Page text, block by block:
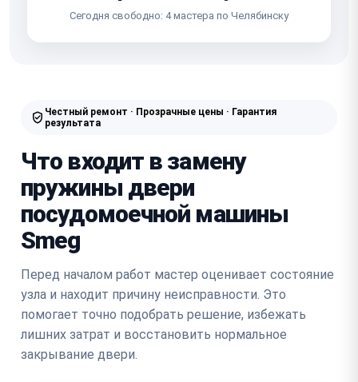
Сегодня свободно: 4 мастера по Челябинску
Честный ремонт · Прозрачные цены · Гарантия
результата
Что входит в замену
пружины двери
посудомоечной машины
Smeg
Перед началом работ мастер оценивает состояние
узла и находит причину неисправности. Это
помогает точно подобрать решение, избежать
лишних затрат и восстановить нормальное
закрывание двери.